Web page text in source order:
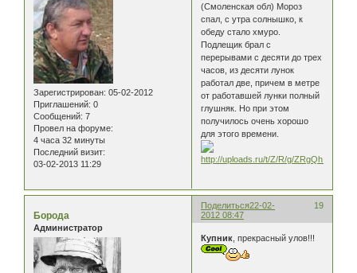
Зарегистрирован: 05-02-2012
Приглашений: 0
Сообщений: 7
Провел на форуме:
4 часа 32 минуты
Последний визит:
03-02-2013 11:29
(Смоленская обл) Мороз
спал, с утра солнышко, к
обеду стало хмуро.
Подлещик брал с
перерывами с десяти до трех
часов, из десяти лунок
работал две, причем в метре
от работавшей лунки полный
глушняк. Но при этом
получилось очень хорошо
для этого времени.
Поделиться 19
22-02-
2012 08:47
Борода
Администратор
Купник , прекрасный улов!!!